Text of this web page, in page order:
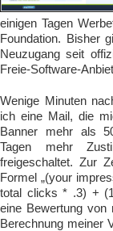
einigen Tagen
Foundation. Bisher
Neuzugang seit
Freie-Software-
Wenige Minuten
ich eine Mail, die
Banner mehr als
Tagen mehr
freigeschaltet. Zur
Formel „(your
total clicks * .3) +
eine Bewertung
Berechnung meiner